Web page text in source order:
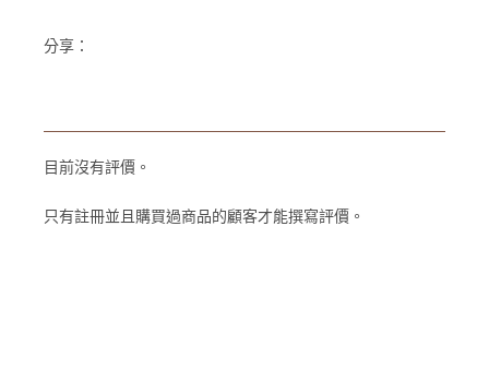
分享：
目前沒有評價。
只有註冊並且購買過商品的顧客才能撰寫評價。